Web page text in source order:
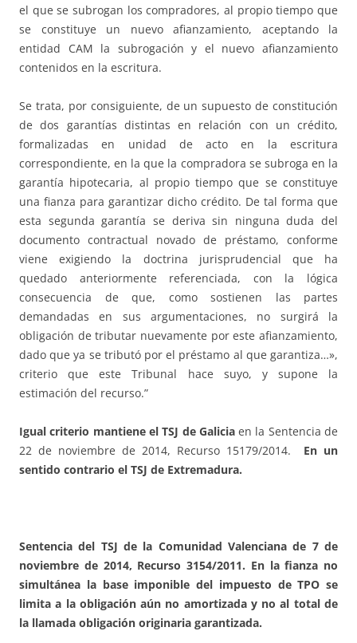
el que se subrogan los compradores, al propio tiempo que
se constituye un nuevo afianzamiento, aceptando la
entidad CAM la subrogación y el nuevo afianzamiento
contenidos en la escritura.
Se trata, por consiguiente, de un supuesto de constitución
de dos garantías distintas en relación con un crédito,
formalizadas en unidad de acto en la escritura
correspondiente, en la que la compradora se subroga en la
garantía hipotecaria, al propio tiempo que se constituye
una fianza para garantizar dicho crédito. De tal forma que
esta segunda garantía se deriva sin ninguna duda del
documento contractual novado de préstamo, conforme
viene exigiendo la doctrina jurisprudencial que ha
quedado anteriormente referenciada, con la lógica
consecuencia de que, como sostienen las partes
demandadas en sus argumentaciones, no surgirá la
obligación de tributar nuevamente por este afianzamiento,
dado que ya se tributó por el préstamo al que garantiza…»,
criterio que este Tribunal hace suyo, y supone la
estimación del recurso.”
Igual criterio mantiene el TSJ de Galiciaen la Sentencia de
22 de noviembre de 2014, Recurso 15179/2014. En un
sentido contrario el TSJ de Extremadura.
Sentencia del TSJ de la Comunidad Valenciana de 7 de
noviembre de 2014, Recurso 3154/2011. En la fianza no
simultánea la base imponible del impuesto de TPO se
limita a la obligación aún no amortizada y no al total de
la llamada obligación originaria garantizada.